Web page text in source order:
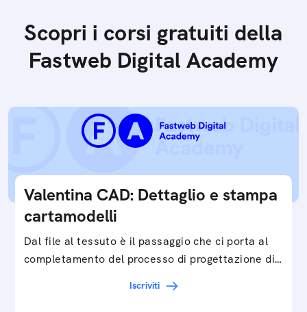
Scopri i corsi gratuiti della
Fastweb Digital Academy
Valentina CAD: Dettaglio e stampa
cartamodelli
Dal file al tessuto è il passaggio che ci porta al
completamento del processo di progettazione di
Iscriviti